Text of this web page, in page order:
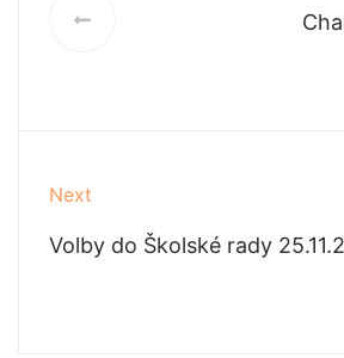
Next
Volby do Školské rady